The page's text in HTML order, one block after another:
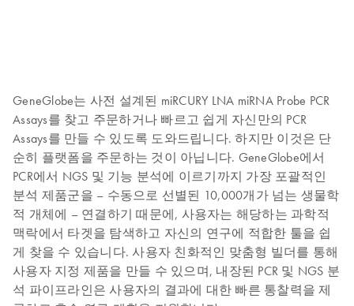
GeneGlobe는 사전 설계된 miRCURY LNA miRNA Probe PCR
Assays를 찾고 주문하거나 빠르고 쉽게 자신만의 PCR
Assays를 만들 수 있도록 도와드립니다. 하지만 이것은 단
순히 플랫폼을 주문하는 것이 아닙니다. GeneGlobe에서
PCR에서 NGS 및 기능 분석에 이르기까지 가장 포괄적인
분석 제품군을 – 수동으로 선별된 10,000개가 넘는 생물학
적 개체에 – 연결하기 때문에, 사용자는 해당하는 과학적
맥락에서 타겟을 탐색하고 자신의 연구에 적합한 툴을 쉽
게 찾을 수 있습니다. 사용자 친화적인 맞춤형 빌더를 통해
사용자 지정 제품을 만들 수 있으며, 내장된 PCR 및 NGS 분
석 파이프라인은 사용자의 결과에 대한 빠른 통찰력을 제